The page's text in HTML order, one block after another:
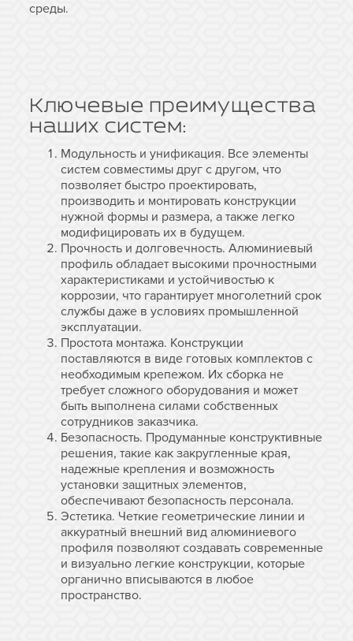
среды.
Ключевые преимущества
наших систем:
Модульность и унификация. Все элементы
систем совместимы друг с другом, что
позволяет быстро проектировать,
производить и монтировать конструкции
нужной формы и размера, а также легко
модифицировать их в будущем.
Прочность и долговечность. Алюминиевый
профиль обладает высокими прочностными
характеристиками и устойчивостью к
коррозии, что гарантирует многолетний срок
службы даже в условиях промышленной
эксплуатации.
Простота монтажа. Конструкции
поставляются в виде готовых комплектов с
необходимым крепежом. Их сборка не
требует сложного оборудования и может
быть выполнена силами собственных
сотрудников заказчика.
Безопасность. Продуманные конструктивные
решения, такие как закругленные края,
надежные крепления и возможность
установки защитных элементов,
обеспечивают безопасность персонала.
Эстетика. Четкие геометрические линии и
аккуратный внешний вид алюминиевого
профиля позволяют создавать современные
и визуально легкие конструкции, которые
органично вписываются в любое
пространство.